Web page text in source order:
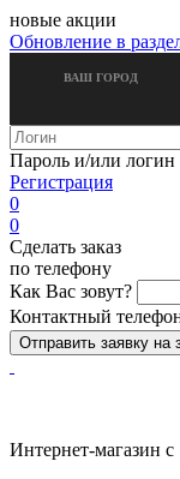
новые акции
Обновление в
ВАШ ГОРОД
Пароль и/или логин
Регистрация
0
0
Сделать заказ
по телефону
Как Вас зовут?
Контактный
Интернет-магазин с